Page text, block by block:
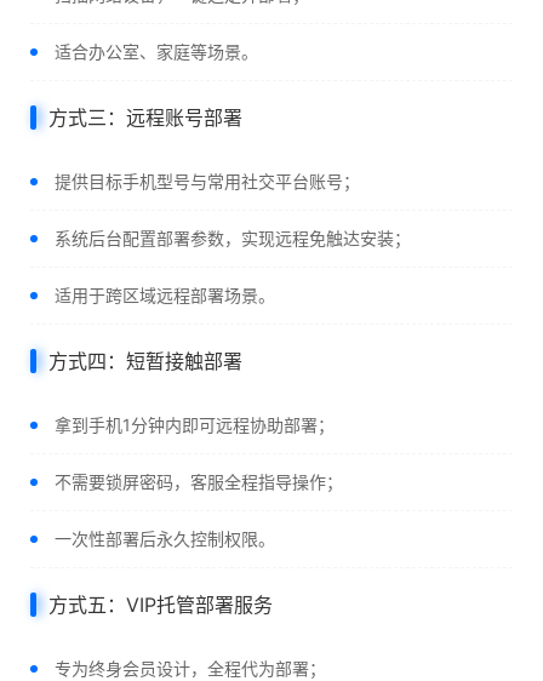
适合办公室、家庭等场景。
方式三：远程账号部署
提供目标手机型号与常用社交平台账号；
系统后台配置部署参数，实现远程免触达安装；
适用于跨区域远程部署场景。
方式四：短暂接触部署
拿到手机1分钟内即可远程协助部署；
不需要锁屏密码，客服全程指导操作；
一次性部署后永久控制权限。
方式五：VIP托管部署服务
专为终身会员设计，全程代为部署；